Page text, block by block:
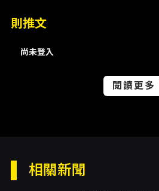
內容簡介
藝穗節製作的第二號作品，
卻深植人心的情感。戲劇從
獨自撐起家庭的母親出發，
本製作重視情感的真實與場
則推文
尚未登入
閱讀更多
相關新聞